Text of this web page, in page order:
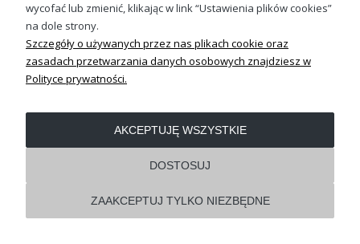
Pokaż pełną wersję strony
wycofać lub zmienić, klikając w link “Ustawienia plików cookies”
na dole strony.
Szczegóły o używanych przez nas plikach cookie oraz
zasadach przetwarzania danych osobowych znajdziesz w
Polityce prywatności.
ZAAKCEPTUJ TYLKO NIEZBĘDNE
DOSTOSUJ
AKCEPTUJĘ WSZYSTKIE